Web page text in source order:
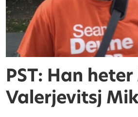
PST: Han
Valerjevitsj